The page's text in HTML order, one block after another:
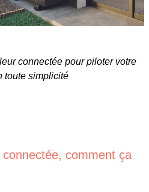
connectée pour piloter votre
toute simplicité
comment ça